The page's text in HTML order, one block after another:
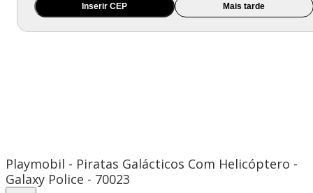
Inserir CEP Mais tarde
Playmobil - Piratas Galácticos Com Helicóptero -
Galaxy Police - 70023